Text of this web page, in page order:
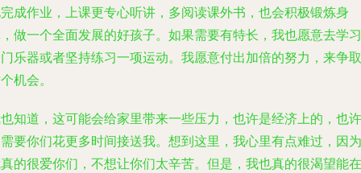
成作业，上课更专心听讲，多阅读课外书，也会积极锻炼身
做一个全面发展的好孩子。如果需要有特长，我也愿意去学习
乐器或者坚持练习一项运动。我愿意付出加倍的努力，来争取
机会。
知道，这可能会给家里带来一些压力，也许是经济上的，也许
要你们花更多时间接送我。想到这里，我心里有点难过，因为
的很爱你们，不想让你们太辛苦。但是，我也真的很渴望能在